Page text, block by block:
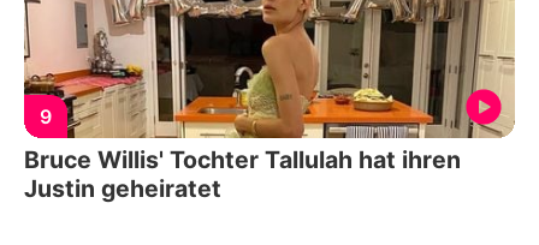
9
Bruce Willis' Tochter Tallulah hat ihren
Justin geheiratet